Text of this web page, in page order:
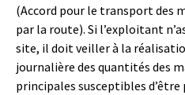
(Accord pour le transport des
par la route). Si l’exploitant
site, il doit veiller à la
journalière des quantités des
principales susceptibles d’être